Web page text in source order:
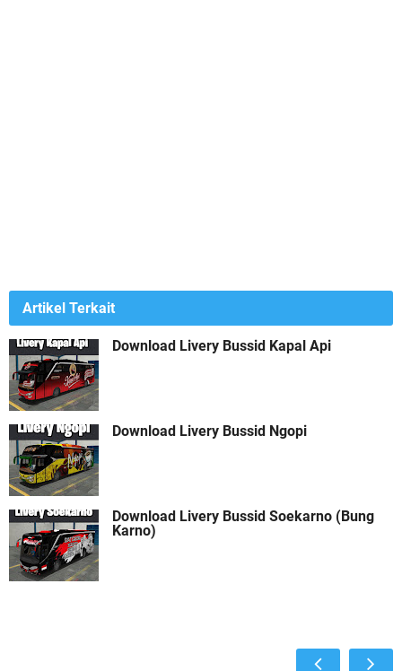
Artikel Terkait
Download Livery Bussid Kapal Api
Download Livery Bussid Ngopi
Download Livery Bussid Soekarno (Bung
Karno)